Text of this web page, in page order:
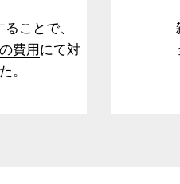
ことで、
費用にて対
。